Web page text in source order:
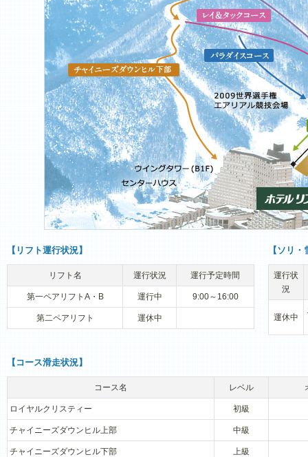
【リフト運行状況】
リフト名 運行状況 運行予定時間
第一ペアリフトA・B 運行中 9:00～16:00
第二ペアリフト 運休中
【ソリ
運行状
況
運休中
【コース滑走状況】
コース名 レベル
ロイヤルクリスティー 初級
チャイニーズダウンヒル上部 中級
チャイニーズダウンヒル下部 上級